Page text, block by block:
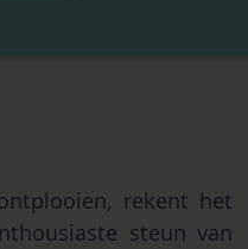
rekent het
steun van